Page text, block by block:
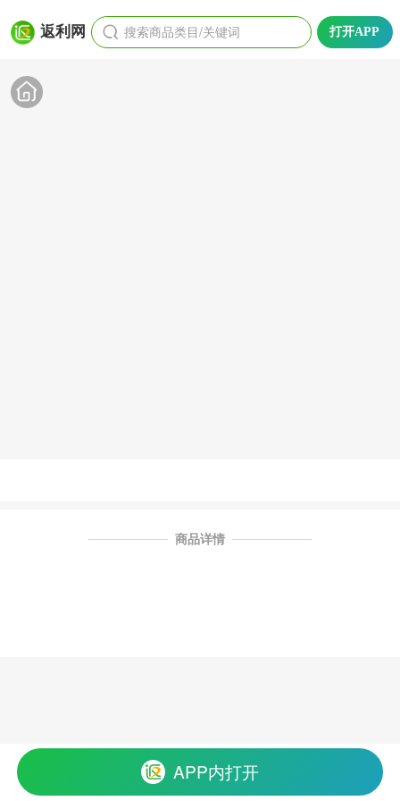
返利网 搜索商品类目/关键词 打开APP
商品详情
APP内打开